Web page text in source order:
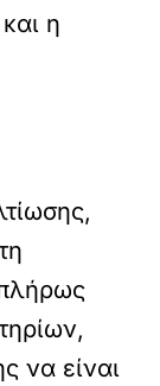
η
να είναι